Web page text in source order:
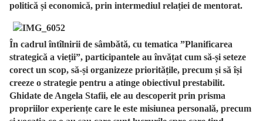
politică și economică, prin intermediul relației de mentorat.
În cadrul întîlnirii de sâmbătă, cu tematica ”Planificarea
strategică a vieții”, participantele au învățat cum să-și seteze
corect un scop, să-și organizeze prioritățile, precum și să își
creeze o strategie pentru a atinge obiectivul prestabilit.
Ghidate de Angela Stafii, ele au descoperit prin prisma
propriilor experiențe care le este misiunea personală, precum